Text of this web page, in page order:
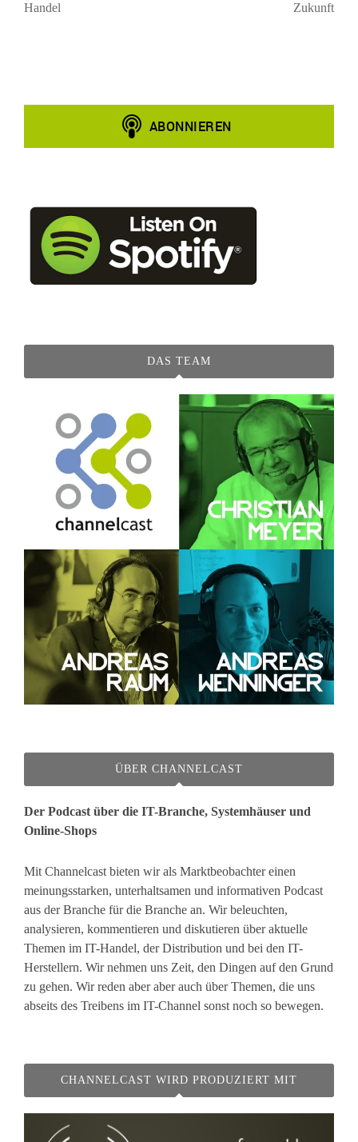
Handel
Zukunft
DAS TEAM
ÜBER CHANNELCAST
Der Podcast über die IT-Branche, Systemhäuser und
Online-Shops
Mit Channelcast bieten wir als Marktbeobachter einen
meinungsstarken, unterhaltsamen und informativen Podcast
aus der Branche für die Branche an. Wir beleuchten,
analysieren, kommentieren und diskutieren über aktuelle
Themen im IT-Handel, der Distribution und bei den IT-
Herstellern. Wir nehmen uns Zeit, den Dingen auf den Grund
zu gehen. Wir reden aber aber auch über Themen, die uns
abseits des Treibens im IT-Channel sonst noch so bewegen.
CHANNELCAST WIRD PRODUZIERT MIT